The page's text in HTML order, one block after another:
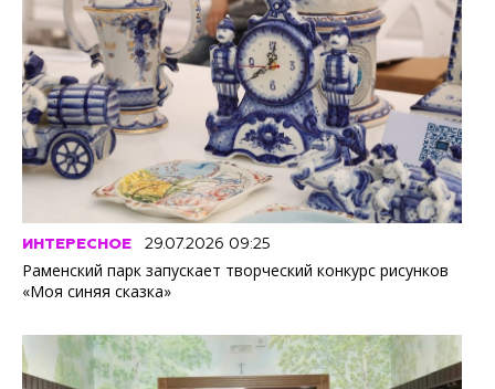
ИНТЕРЕСНОЕ 29.07.2026 09:25
Раменский парк запускает творческий конкурс рисунков
«Моя синяя сказка»